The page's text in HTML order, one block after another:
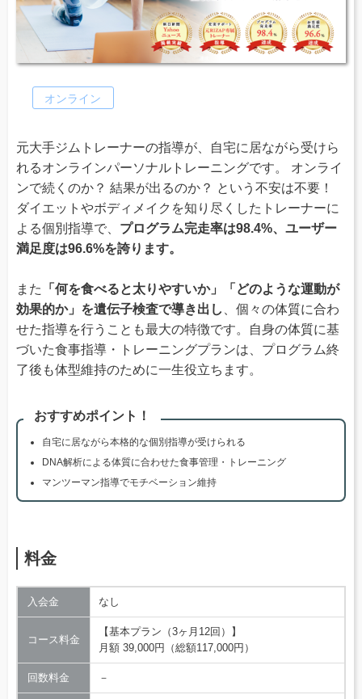
オンライン
元大手ジムトレーナーの指導が、自宅に居ながら受けら
れるオンラインパーソナルトレーニングです。 オンライ
ンで続くのか？ 結果が出るのか？ という不安は不要！
ダイエットやボディメイクを知り尽くしたトレーナーに
よる個別指導で、 プログラム完走率は98.4%、ユーザー
満足度は96.6%を誇ります。
また
「何を食べると太りやすいか」「どのような運動が
効果的か」を遺伝子検査で導き出し
、個々の体質に合わ
せた指導を行うことも最大の特徴です。自身の体質に基
づいた食事指導・トレーニングプランは、プログラム終
了後も体型維持のために一生役立ちます。
おすすめポイント！
自宅に居ながら本格的な個別指導が受けられる
DNA解析による体質に合わせた食事管理・トレーニング
マンツーマン指導でモチベーション維持
料金
入会金 なし
コース料金
【基本プラン（3ヶ月12回）】
月額 39,000円（総額117,000円）
回数料金 －